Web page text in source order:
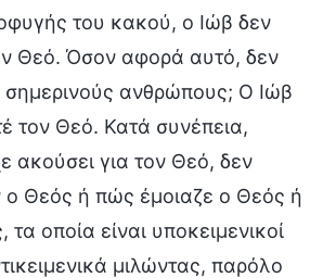
του κακού, ο Ιώβ δεν
Θεό. Όσον αφορά αυτό, δεν
σημερινούς ανθρώπους; Ο Ιώβ
τον Θεό. Κατά συνέπεια,
ακούσει για τον Θεό, δεν
ο Θεός ή πώς έμοιαζε ο Θεός ή
οποία είναι υποκειμενικοί
μιλώντας, παρόλο